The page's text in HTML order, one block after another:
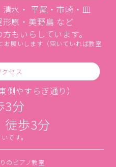
水・ 平尾・市崎・皿
原・美野島 など
もいらしています。
お願いします（空いていれば教室
セス
やすらぎ通り）
分
歩3分
です。
のピアノ教室